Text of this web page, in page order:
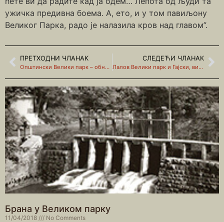
ужичка предивна боема. А, ето, и у том павиљону
Великог Парка, радо је налазила кров над главом”.
ПРЕТХОДНИ ЧЛАНАК
Општински Велики парк – обнова (други део)
СЛЕДЕЋИ ЧЛАНАК
Лалов Велики парк и Гајски, витез тужног лица (четврти део)
Брана у Великом парку
11/04/2018 No Comments